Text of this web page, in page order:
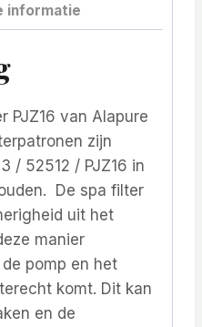
informatie
PJZ16 van Alapure
zijn
/ 52512 / PJZ16 in
De spa filter
uit het
manier
pomp en het
komt. Dit kan
en de